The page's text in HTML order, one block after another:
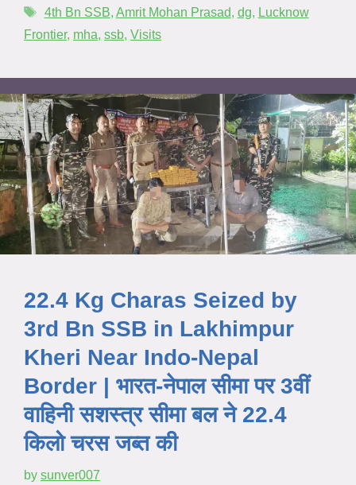
4th Bn SSB, Amrit Mohan Prasad, dg, Lucknow
Frontier, mha, ssb, Visits
22.4 Kg Charas Seized by
3rd Bn SSB in Lakhimpur
Kheri Near Indo-Nepal
Border | भारत-नेपाल सीमा पर 3वीं
वाहिनी सशस्त्र सीमा बल ने 22.4
किलो चरस जब्त की
by sunver007